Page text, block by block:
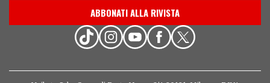
ABBONATI ALLA RIVISTA